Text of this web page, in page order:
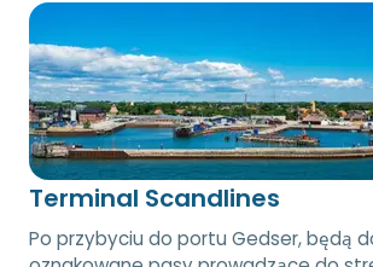
Terminal Scandlines
Po przybyciu do portu Gedser, będą